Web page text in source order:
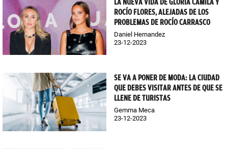
ROCÍO FLORES, ALEJADAS DE LOS
PROBLEMAS DE ROCÍO CARRASCO
Daniel Hernandez
23-12-2023
SE VA A PONER DE MODA: LA CIUDAD
QUE DEBES VISITAR ANTES DE QUE SE
LLENE DE TURISTAS
Gemma Meca
23-12-2023